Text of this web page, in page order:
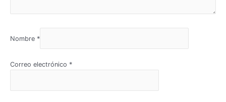
Nombre *
Correo electrónico *